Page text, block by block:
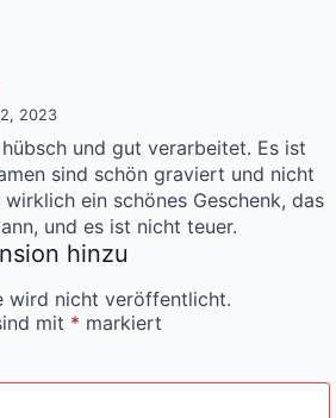
2023
und gut verarbeitet. Es ist
sind schön graviert und nicht
ein schönes Geschenk, das
und es ist nicht teuer.
hinzu
wird nicht veröffentlicht.
mit * markiert